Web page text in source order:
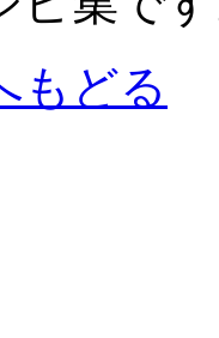
もどる